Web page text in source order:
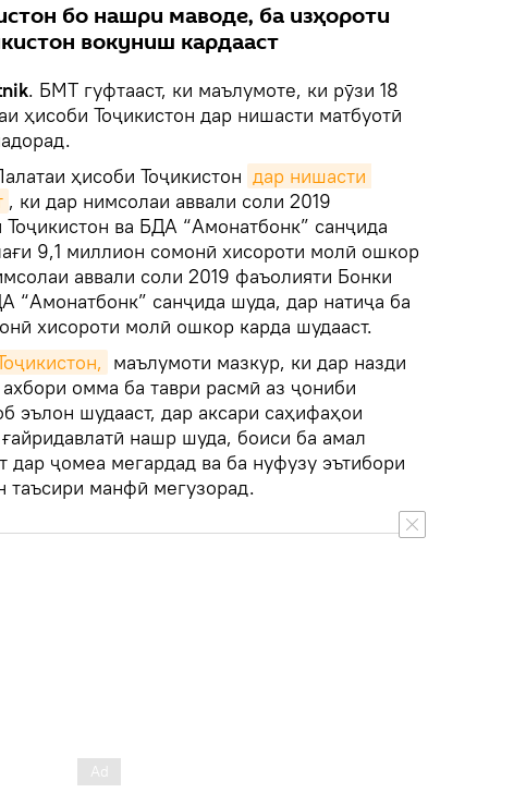
бо нашри маводе, ба изҳороти
вокуниш кардааст
. БМТ гуфтааст, ки маълумоте, ки рӯзи 18
ҳисоби Тоҷикистон дар нишасти матбуотӣ
ҳисоби Тоҷикистон дар нишасти
, ки дар нимсолаи аввали соли 2019
ва БДА “Амонатбонк” санҷида
9,1 миллион сомонӣ хисороти молӣ ошкор
аввали соли 2019 фаъолияти Бонки
“Амонатбонк” санҷида шуда, дар натиҷа ба
хисороти молӣ ошкор карда шудааст.
маълумоти мазкур, ки дар назди
омма ба таври расмӣ аз ҷониби
эълон шудааст, дар аксари саҳифаҳои
нашр шуда, боиси ба амал
дар ҷомеа мегардад ва ба нуфузу эътибори
таъсири манфӣ мегузорад.